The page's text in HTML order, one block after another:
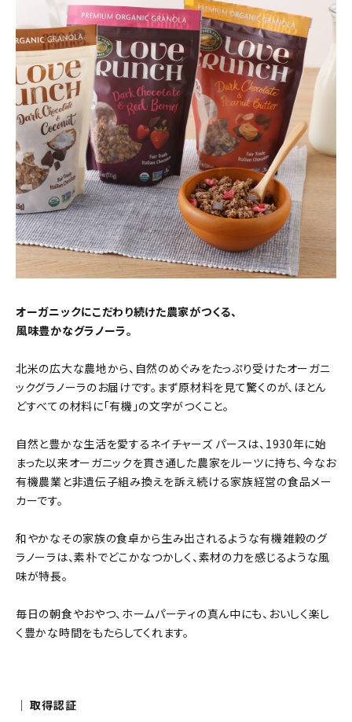
オーガニックにこだわり続けた農家がつくる、
風味豊かなグラノーラ。
北米の広大な農地から、自然のめぐみをたっぷり受けたオーガニ
ックグラノーラのお届けです。まず原材料を見て驚くのが、ほとん
どすべての材料に「有機」の文字がつくこと。
自然と豊かな生活を愛するネイチャーズ パースは、1930年に始
まった以来オーガニックを貫き通した農家をルーツに持ち、今なお
有機農業と非遺伝子組み換えを訴え続ける家族経営の食品メー
カーです。
和やかなその家族の食卓から生み出されるような有機雑穀のグ
ラノーラは、素朴でどこかなつかしく、素材の力を感じるような風
味が特長。
毎日の朝食やおやつ、ホームパーティの真ん中にも、おいしく楽し
く豊かな時間をもたらしてくれます。
｜ 取得認証